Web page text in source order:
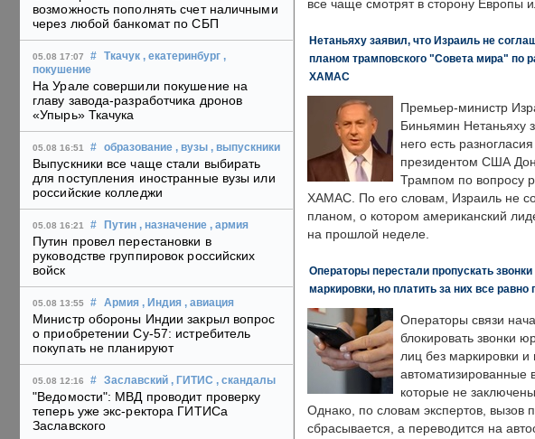
возможность пополнять счет наличными
через любой банкомат по СБП
05.08 17:07 # Ткачук , екатеринбург ,
покушение
На Урале совершили покушение на
главу завода-разработчика дронов
«Упырь» Ткачука
05.08 16:51 # образование , вузы , выпускники
Выпускники все чаще стали выбирать
для поступления иностранные вузы или
российские колледжи
05.08 16:21 # Путин , назначение , армия
Путин провел перестановки в
руководстве группировок российских
войск
05.08 13:55 # Армия , Индия , авиация
Министр обороны Индии закрыл вопрос
о приобретении Су-57: истребитель
покупать не планируют
05.08 12:16 # Заславский , ГИТИС , скандалы
"Ведомости": МВД проводит проверку
теперь уже экс-ректора ГИТИСа
Заславского
все чаще смотрят в сторону Европы
Нетаньяху заявил, что Израиль не
планом трамповского "Совета мира" по
ХАМАС
Премьер-министр
Биньямин Нетаньяху
него есть
президентом США
Трампом по вопросу
ХАМАС. По его словам, Израиль не
планом, о котором американский
на прошлой неделе.
Операторы перестали пропускать звонки
маркировки, но платить за них все равно
Операторы связи
блокировать звонки
лиц без маркировки и
автоматизированные
которые не
Однако, по словам экспертов, вызов
сбрасывается, а переводится на